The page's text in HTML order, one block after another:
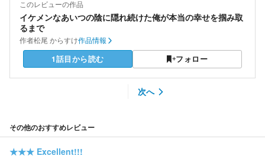
このレビューの作品
イケメンなあいつの陰に隠れ続けた俺が本当の幸せを掴み取
るまで
作者松尾 からすけ作品情報
1話目から読む フォロー
次へ
その他のおすすめレビュー
★★★ Excellent!!!